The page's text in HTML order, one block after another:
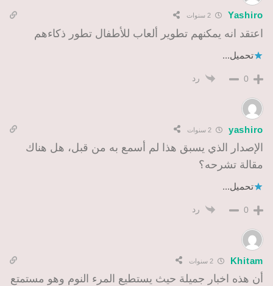
Yashiro
اعتقد انه يمكنهم تطوير ألعاب للأطفال تطور ذكاءهم
تحميل...
0 رد
yashiro
الإصدار الذي يسبق هذا لم أسمع به من قبل، هل هناك
مقالة تشرحه؟
تحميل...
0 رد
Khitam 2 سنوات
أن هذه اخبار جميلة حيث يستطيع المرء النوم وهو مستمتع